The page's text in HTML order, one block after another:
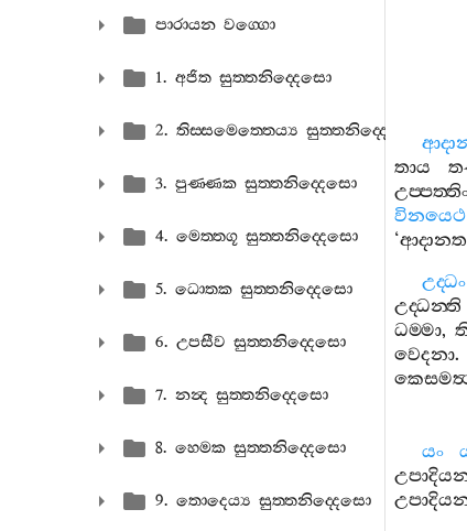
පාරායන වග‍්ගො
1. අජිත සුත‍්තනිද‍්දෙසො
2. තිස‍්සමෙත‍්තෙය්‍ය සුත‍්තනිද‍්දෙසො
3. පුණ‍්ණක සුත‍්තනිද‍්දෙසො
4. මෙත‍්තගූ සුත‍්තනිද‍්දෙසො
5. ධොතක සුත‍්තනිද‍්දෙසො
6. උපසීව සුත‍්තනිද‍්දෙසො
7. නන්‍ද සුත‍්තනිද‍්දෙසො
8. හෙමක සුත‍්තනිද‍්දෙසො
9. තොදෙය්‍ය සුත‍්තනිද‍්දෙසො
තාය
විනයෙථ
‘
උද‍්ධං
උද‍්ධන‍්ති
ධම‍්මා,
වෙදනා
යං